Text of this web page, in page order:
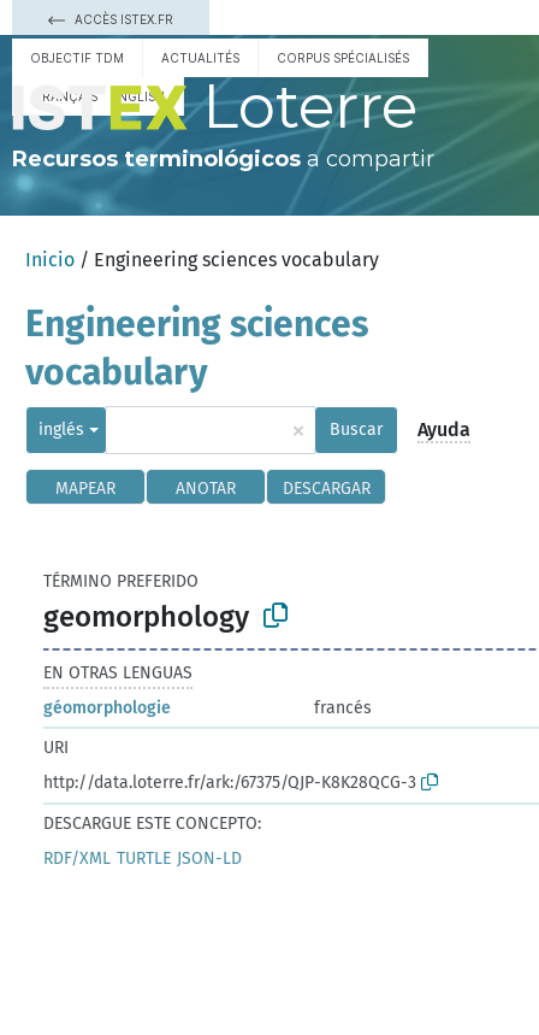
ACCÈS ISTEX.FR
OBJECTIF TDM ACTUALITÉS CORPUS SPÉCIALISÉS
FRANÇAIS ENGLISH Loterre
Recursos terminológicos a compartir
Inicio / Engineering sciences vocabulary
Engineering sciences
vocabulary
inglés × Buscar Ayuda
MAPEAR ANOTAR DESCARGAR
TÉRMINO PREFERIDO
geomorphology
EN OTRAS LENGUAS
géomorphologie
francés
URI
http://data.loterre.fr/ark:/67375/QJP-K8K28QCG-3
DESCARGUE ESTE CONCEPTO:
RDF/XML TURTLE JSON-LD